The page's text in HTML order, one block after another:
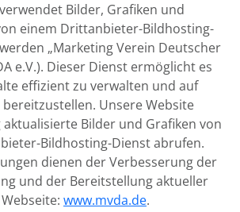
Bilder, Grafiken und
einem Drittanbieter-Bildhosting-
„Marketing Verein Deutscher
e.V.). Dieser Dienst ermöglicht es
effizient zu verwalten und auf
Unsere Website
Bilder und Grafiken von
Bildhosting-Dienst abrufen.
dienen der Verbesserung der
und der Bereitstellung aktueller
www.mvda.de.